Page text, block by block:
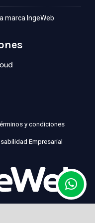
marca IngeWeb
y condiciones
Empresarial